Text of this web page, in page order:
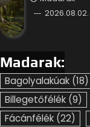
2026.08.02.
Madarak:
Bagolyalakúak (18)
Billegetőfélék (9)
Fácánfélék (22)